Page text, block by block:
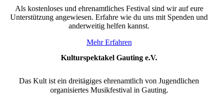
Als kostenloses und ehrenamtliches Festival sind wir auf eure
Unterstützung angewiesen. Erfahre wie du uns mit Spenden und
anderweitig helfen kannst.
Mehr Erfahren
Kulturspektakel Gauting e.V.
Das Kult ist ein dreitägiges ehrenamtlich von Jugendlichen
organisiertes Musikfestival in Gauting.